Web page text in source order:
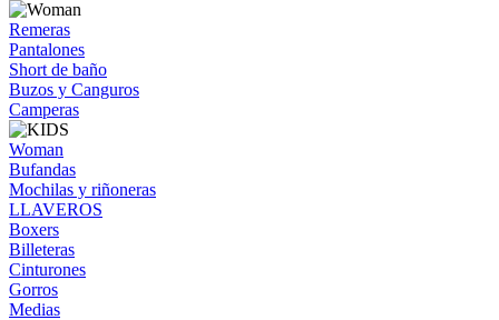
Remeras
Pantalones
Short de baño
Buzos y Canguros
Camperas
Woman
Bufandas
Mochilas y riñoneras
LLAVEROS
Boxers
Billeteras
Cinturones
Gorros
Medias